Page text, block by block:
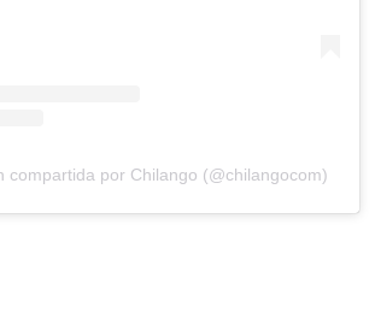
compartida por Chilango (@chilangocom)